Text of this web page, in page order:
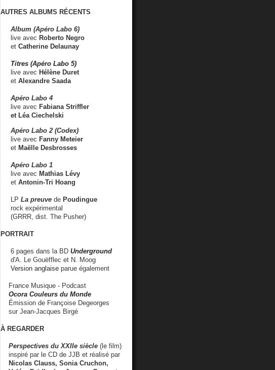
AUTRES ALBUMS RÉCENTS
Album (Apéro Labo 6)
live avec Roberto Negro
et Catherine Delaunay
Titres (Apéro Labo 5)
live avec Hélène Duret
et Alexandre Saada
Apéro Labo 4
live avec Fabiana Striffler
et Léa Ciechelski
Apéro Labo 2 (Codex)
live avec Fanny Meteier
et Maëlle Desbrosses
Apéro Labo 1
live avec Mathias Lévy
et Antonin-Tri Hoang
LP La preuve de Poudingue
rock expérimental
(GRRR, dist. The Pusher)
PORTRAIT
6 pages dans la BD Underground
d'A. Le Gouëfflec et N. Moog
Version anglaise parue également
France Musique - Podcast
Ocora Couleurs du Monde
Émission de Françoise Degeorges
sur Jean-Jacques Birgé
À REGARDER
Perspectives du XXIIe siècle (le film)
inspiré par le CD de JJB et réalisé par
Nicolas Clauss, Sonia Cruchon,